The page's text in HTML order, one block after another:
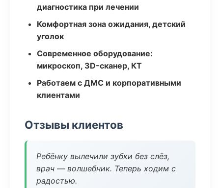
диагностика при лечении
Комфортная зона ожидания, детский
уголок
Современное оборудование:
микроскоп, 3D-сканер, КТ
Работаем с ДМС и корпоративными
клиентами
Отзывы клиентов
Ребёнку вылечили зубки без слёз,
врач — волшебник. Теперь ходим с
радостью.